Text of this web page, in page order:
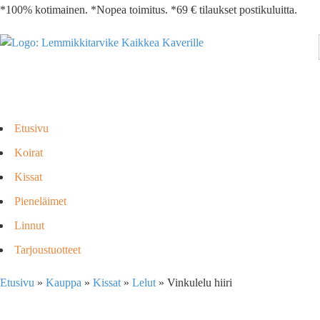
*100% kotimainen. *Nopea toimitus. *69 € tilaukset postikuluitta.
Etusivu
Koirat
Kissat
Pieneläimet
Linnut
Tarjoustuotteet
Etusivu » Kauppa » Kissat » Lelut » Vinkulelu hiiri